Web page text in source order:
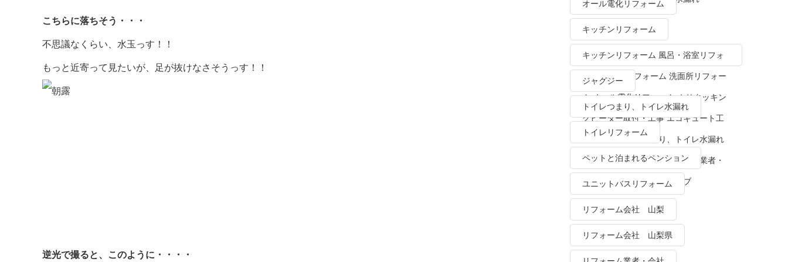
こちらに落ちそう・・・
不思議なくらい、水玉っす！！
もっと近寄って見たいが、足が抜けなさそうっす！！
逆光で撮ると、このように・・・・
オール電化リフォーム
キッチンリフォーム
キッチンリフォーム 風呂・浴室リフォ
ーム トイレリフォーム 洗面所リフォー
ム オール電化リフォーム ＩＨクッキン
グヒーター取付・工事 エコキュート工
事・販売 トイレつまり、トイレ水漏れ
水栓金具修理・交換 リフォーム業者・
会社 ＴＯＴＯリモデルクラブ
ジャグジー
トイレつまり、トイレ水漏れ
トイレリフォーム
ペットと泊まれるペンション
ユニットバスリフォーム
リフォーム会社 山梨
リフォーム会社 山梨県